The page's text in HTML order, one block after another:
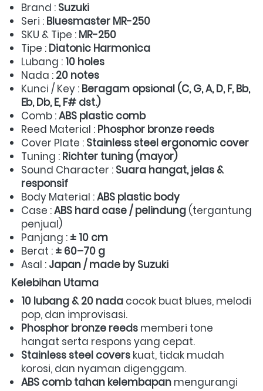
Brand : Suzuki
Seri : Bluesmaster MR-250
SKU & Tipe : MR-250
Tipe : Diatonic Harmonica
Lubang : 10 holes
Nada : 20 notes
Kunci / Key : Beragam opsional (C, G, A, D, F, Bb,
Eb, Db, E, F# dst.)
Comb : ABS plastic comb
Reed Material : Phosphor bronze reeds
Cover Plate : Stainless steel ergonomic cover
Tuning : Richter tuning (mayor)
Sound Character : Suara hangat, jelas &
responsif
Body Material : ABS plastic body
Case : ABS hard case / pelindung (tergantung
penjual)
Panjang : ± 10 cm
Berat : ± 60–70 g
Asal : Japan / made by Suzuki
Kelebihan Utama
10 lubang & 20 nada cocok buat blues, melodi
pop, dan improvisasi.
Phosphor bronze reeds memberi tone
hangat serta respons yang cepat.
Stainless steel covers kuat, tidak mudah
korosi, dan nyaman digenggam.
ABS comb tahan kelembapan mengurangi